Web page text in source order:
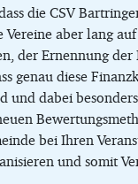
die CSV
Vereine aber lang
der Ernennung
genau diese
und dabei
bei Ihren
und somit